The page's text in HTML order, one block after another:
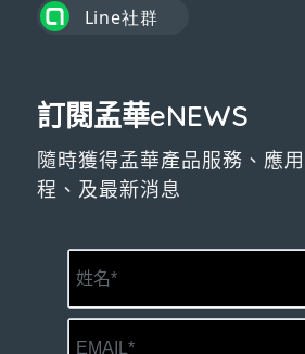
訂閱孟華eNEWS
隨時獲得孟華產品服務、應
程、及最新消息